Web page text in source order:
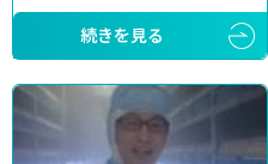
続きを見る